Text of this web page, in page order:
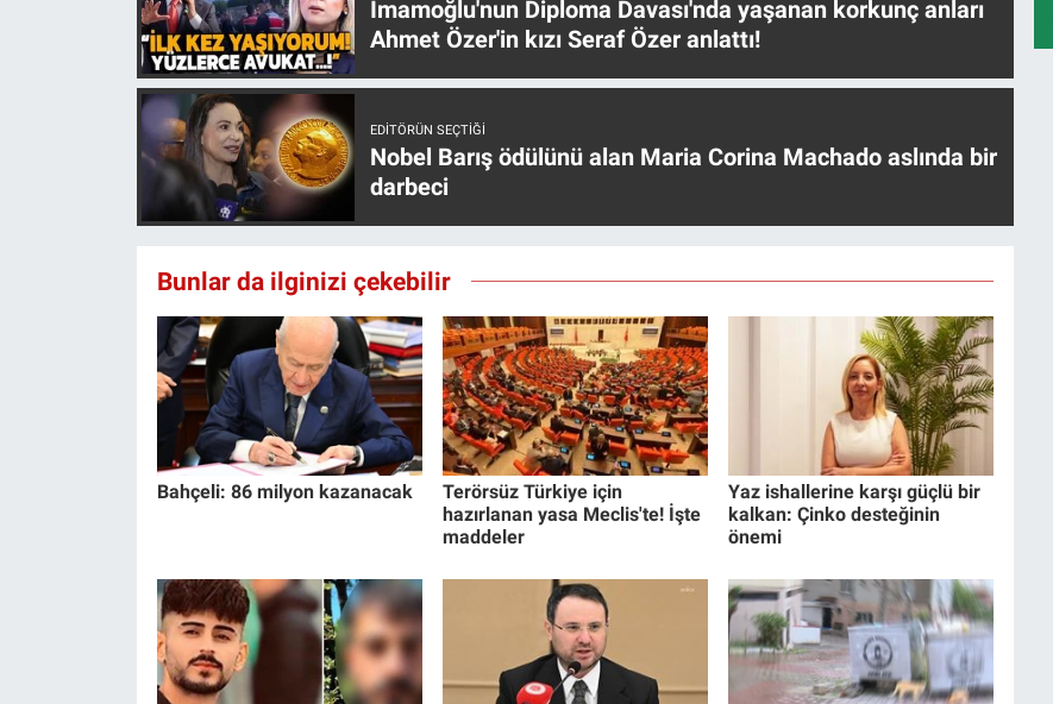
İmamoğlu'nun Diploma Davası'nda yaşanan korkunç anları
Ahmet Özer'in kızı Seraf Özer anlattı!
EDITÖRÜN SEÇTIĞI
Nobel Barış ödülünü alan Maria Corina Machado aslında bir
darbeci
Bunlar da ilginizi çekebilir
Bahçeli: 86 milyon kazanacak
Terörsüz Türkiye için
hazırlanan yasa Meclis'te! İşte
maddeler
Yaz ishallerine karşı güçlü bir
kalkan: Çinko desteğinin
önemi
Yerel Gündem
Yerel Yaşam
Canlı Yayın